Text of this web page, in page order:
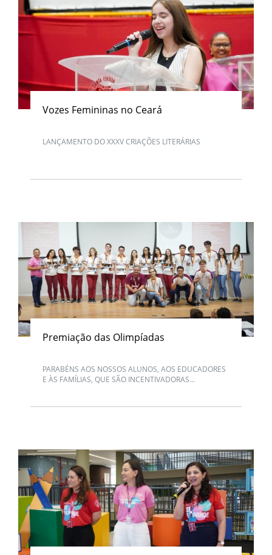
Vozes Femininas no Ceará
LANÇAMENTO DO XXXV CRIAÇÕES LITERÁRIAS
Premiação das Olimpíadas
PARABÉNS AOS NOSSOS ALUNOS, AOS EDUCADORES
E ÀS FAMÍLIAS, QUE SÃO INCENTIVADORAS...